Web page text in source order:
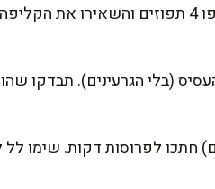
נתחיל בשטיפה יסודית של התפוזים והלימון. אחרי זה,
(בלי הגרעינים). תבדקו
חתכו לפרוסות דקות. שימו